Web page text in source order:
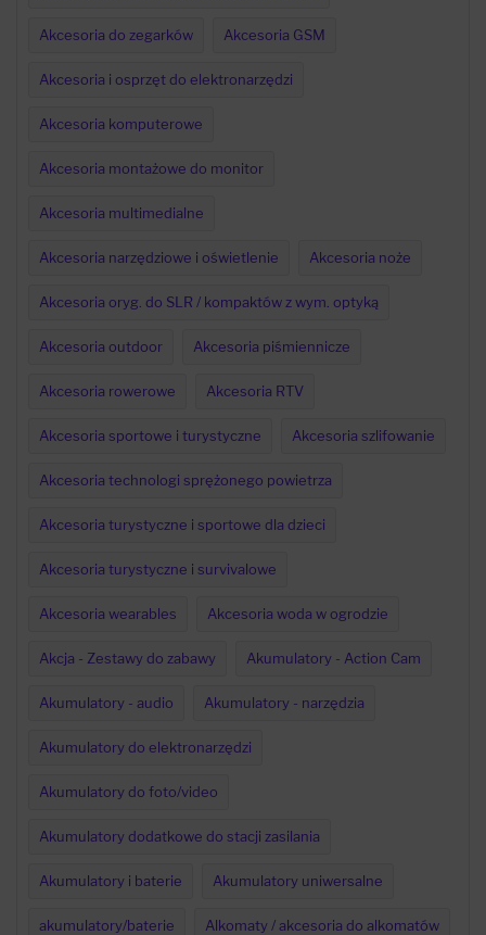
Akcesoria do zegarków Akcesoria GSM
Akcesoria i osprzęt do elektronarzędzi
Akcesoria komputerowe
Akcesoria montażowe do monitor
Akcesoria multimedialne
Akcesoria narzędziowe i oświetlenie Akcesoria noże
Akcesoria oryg. do SLR / kompaktów z wym. optyką
Akcesoria outdoor Akcesoria piśmiennicze
Akcesoria rowerowe Akcesoria RTV
Akcesoria sportowe i turystyczne Akcesoria szlifowanie
Akcesoria technologi sprężonego powietrza
Akcesoria turystyczne i sportowe dla dzieci
Akcesoria turystyczne i survivalowe
Akcesoria wearables Akcesoria woda w ogrodzie
Akcja - Zestawy do zabawy Akumulatory - Action Cam
Akumulatory - audio Akumulatory - narzędzia
Akumulatory do elektronarzędzi
Akumulatory do foto/video
Akumulatory dodatkowe do stacji zasilania
Akumulatory i baterie Akumulatory uniwersalne
akumulatory/baterie Alkomaty / akcesoria do alkomatów